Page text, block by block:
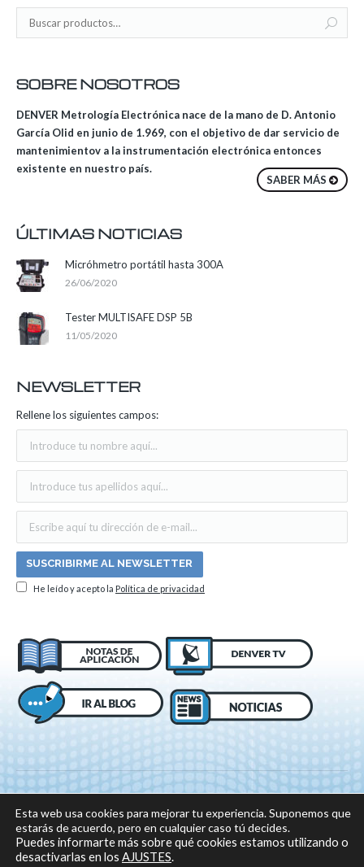
SOBRE NOSOTROS
DENVER Metrología Electrónica nace de la mano de D. Antonio
García Olid en junio de 1.969, con el objetivo de dar servicio de
mantenimientov a la instrumentación electrónica entonces
existente en nuestro país.
SABER MÁS
ÚLTIMAS NOTICIAS
Micróhmetro portátil hasta 300A
26/06/2020
Tester MULTISAFE DSP 5B
11/05/2020
NEWSLETTER
Rellene los siguientes campos:
He leído y acepto la Política de privacidad
© 2018 DENVER, Todos los derechos reservados -
Esta web usa cookies para mejorar tu experiencia. Suponemos que
estarás de acuerdo, pero en cualquier caso tú decides.
Puedes informarte más sobre qué cookies estamos utilizando o
desactivarlas en los AJUSTES.